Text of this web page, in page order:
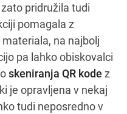
pridružila tudi
pomagala z
na najbolj
pa lahko obiskovalci
skeniranja QR kode z
je opravljena v nekaj
tudi neposredno v